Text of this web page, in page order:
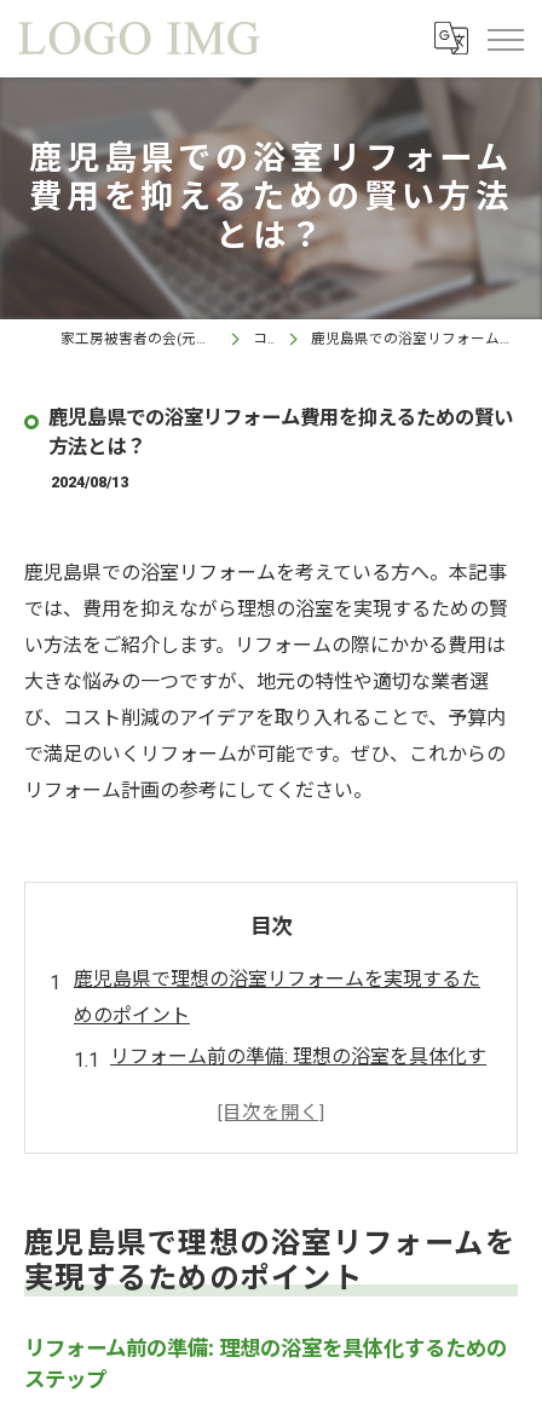
鹿児島県での浴室リフォーム
費用を抑えるための賢い方法
とは？
家工房被害者の会(元家工房 鹿児島西インター店) コラム 鹿児島県での浴室リフォーム費用を抑えるための賢い方法とは？
鹿児島県での浴室リフォーム費用を抑えるための賢い
方法とは？
2024/08/13
鹿児島県での浴室リフォームを考えている方へ。本記事
では、費用を抑えながら理想の浴室を実現するための賢
い方法をご紹介します。リフォームの際にかかる費用は
大きな悩みの一つですが、地元の特性や適切な業者選
び、コスト削減のアイデアを取り入れることで、予算内
で満足のいくリフォームが可能です。ぜひ、これからの
リフォーム計画の参考にしてください。
目次
鹿児島県で理想の浴室リフォームを実現するた
めのポイント
リフォーム前の準備: 理想の浴室を具体化す
材
リフォーム業者の選び方: 信頼できる業者を
実際のリフォーム事例から学ぶ成功の秘訣
鹿児島県で理想の浴室リフォームを
実現するためのポイント
リフォーム前の準備: 理想の浴室を具体化するための
ステップ